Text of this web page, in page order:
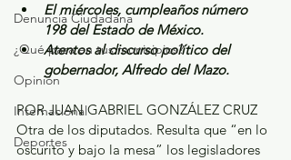
Denuncia Ciudadana
¿Qué pasa en tus municipios?
Opinión
Internacional
Deportes
El miércoles, cumpleaños número
198 del Estado de México.
Atentos al discurso político del
gobernador, Alfredo del Mazo.
POR JUAN GABRIEL GONZÁLEZ CRUZ
Otra de los diputados. Resulta que “en lo
oscurito y bajo la mesa” los legisladores